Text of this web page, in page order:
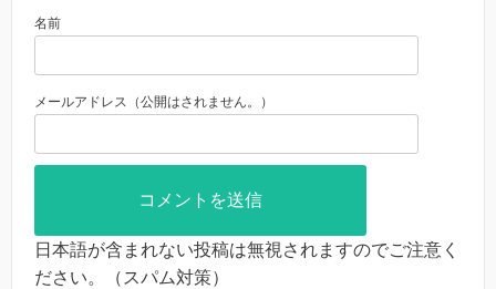
名前
メールアドレス（公開はされません。）
日本語が含まれない投稿は無視されますのでご注意く
ださい。（スパム対策）